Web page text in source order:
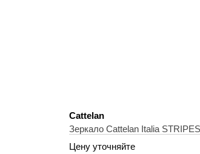
Cattelan
Зеркало Cattelan Italia STRIPES
Цену уточняйте